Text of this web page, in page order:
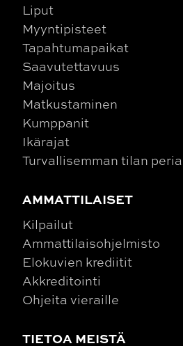
Liput
Myyntipisteet
Tapahtumapaikat
Saavutettavuus
Majoitus
Matkustaminen
Kumppanit
Ikärajat
Turvallisemman tilan
AMMATTILAISET
Kilpailut
Ammattilaisohjelmisto
Elokuvien krediitit
Akkreditointi
Ohjeita vieraille
TIETOA MEISTÄ